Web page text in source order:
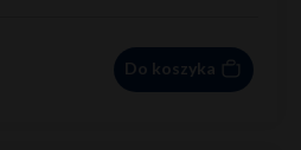
Do koszyka